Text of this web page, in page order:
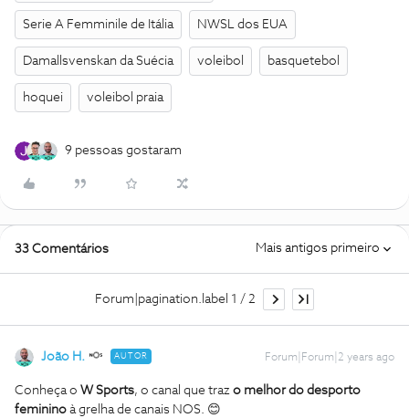
Serie A Femminile de Itália NWSL dos EUA
Damallsvenskan da Suécia voleibol basquetebol
hoquei voleibol praia
9 pessoas gostaram
33 Comentários Mais antigos primeiro
Forum|pagination.label 1 / 2
João H. AUTOR Forum|Forum|2 years ago
Conheça o W Sports, o canal que traz o melhor do desporto
feminino à grelha de canais NOS. 😊